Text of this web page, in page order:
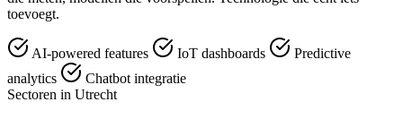
toevoegt.
AI-powered features IoT dashboards
Predictive
analytics
Chatbot integratie
Sectoren in Utrecht